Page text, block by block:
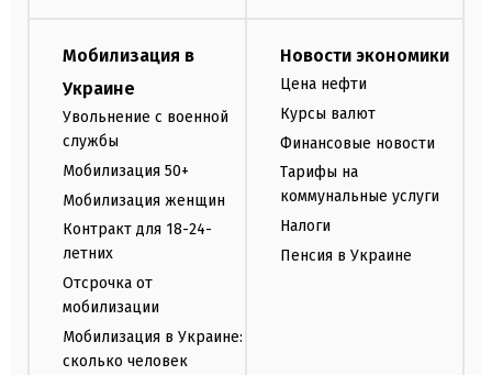
Мобилизация в
Украине
Увольнение с военной
службы
Мобилизация 50+
Мобилизация женщин
Контракт для 18-24-
летних
Отсрочка от
мобилизации
Мобилизация в Украине:
сколько человек
Новости экономики
Цена нефти
Курсы валют
Финансовые новости
Тарифы на
коммунальные услуги
Налоги
Пенсия в Украине